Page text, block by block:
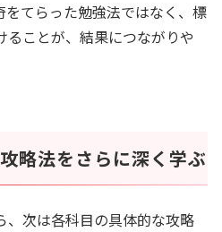
をてらった勉強法ではなく、標
ことが、結果につながりや
略法をさらに深く学ぶ
次は各科目の具体的な攻略